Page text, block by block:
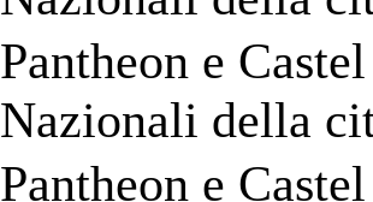
Pantheon e
Nazionali della
Pantheon e